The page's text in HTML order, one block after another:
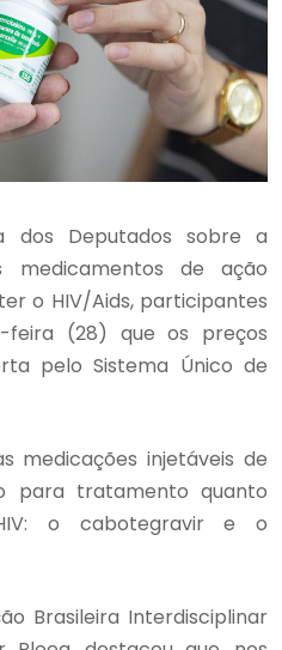
dos Deputados sobre a
medicamentos de ação
o HIV/Aids, participantes
feira (28) que os preços
pelo Sistema Único de
medicações injetáveis de
para tratamento quanto
o cabotegravir e o
Brasileira Interdisciplinar